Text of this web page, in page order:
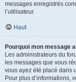
messages enregistrés
l’utilisateur.
Haut
Pourquoi mon message
Les administrateurs du
les messages que vous
vous ayez été placé dans
Pour plus d’informations,